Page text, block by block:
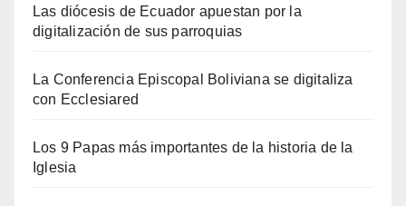
Las diócesis de Ecuador apuestan por la
digitalización de sus parroquias
La Conferencia Episcopal Boliviana se digitaliza
con Ecclesiared
Los 9 Papas más importantes de la historia de la
Iglesia